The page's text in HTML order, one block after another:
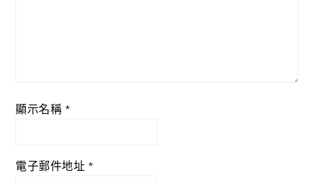
顯示名稱 *
電子郵件地址 *